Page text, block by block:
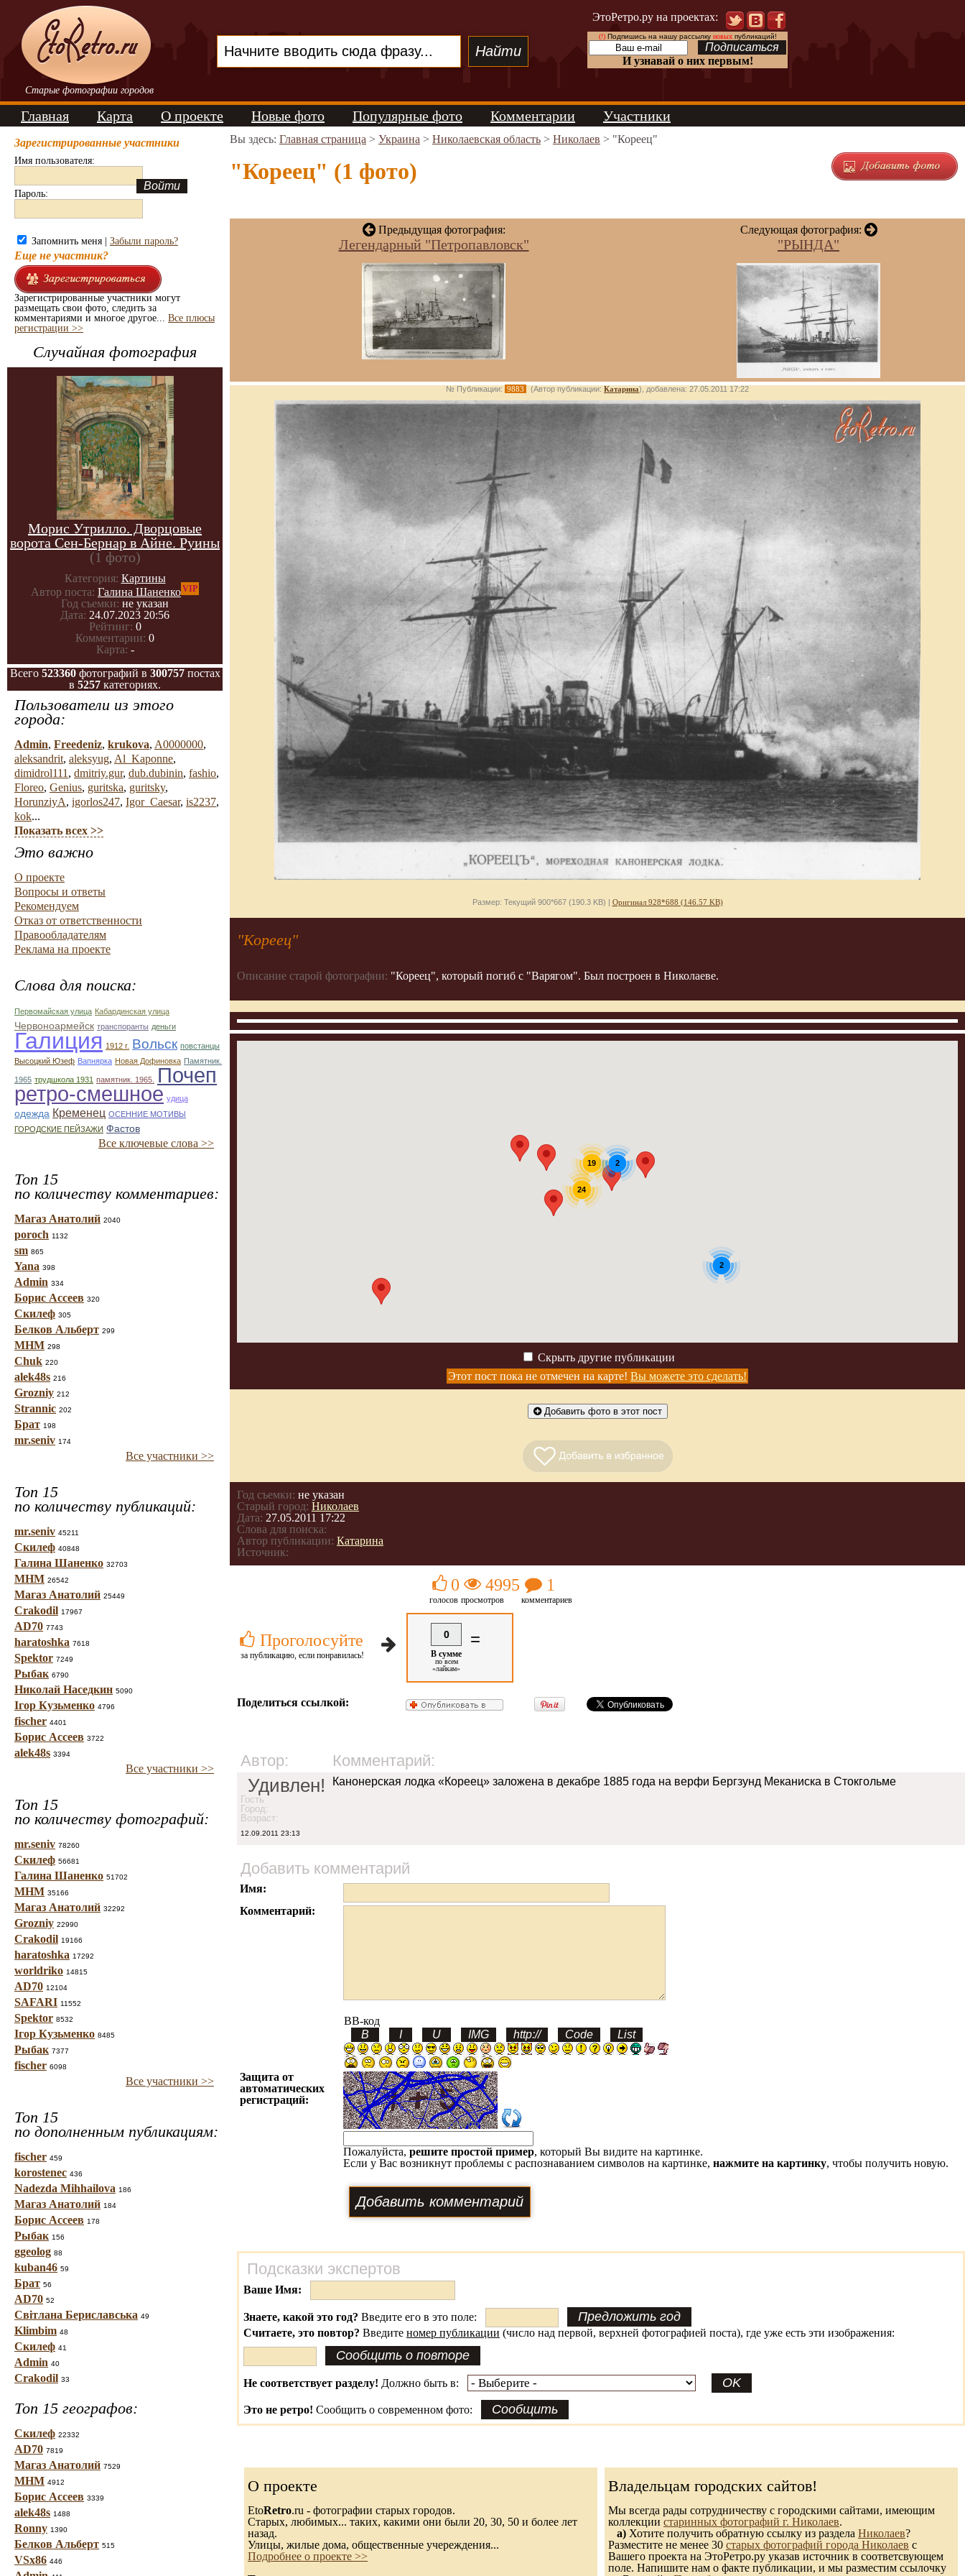
Старые фотографии городов
ЭтоРетро.ру на проектах:
(!)Подпишись на нашу рассылку новыхпубликаций!
И узнавай о них первым!
Главная Карта О проекте Новые фото Популярные фото Комментарии Участники
Зарегистрированные участники
Имя пользователя:
Пароль:
Запомнить меня | Забыли пароль?
Еще не участник?
Зарегистрированные участники могут
размещать свои фото, следить за
комментариями и многое другое... Все плюсы
регистрации >>
Случайная фотография
Морис Утрилло. Дворцовые
ворота Сен-Бернар в Айне. Руины
(1 фото)
Категория: Картины
Автор поста: Галина ШаненкоVIP
Год съемки: не указан
Дата: 24.07.2023 20:56
Рейтинг: 0
Комментарии: 0
Карта: -
Всего 523360фотографий в 300757постах
в 5257 категориях.
Пользователи из этого
города:
Admin, Freedeniz, krukova, A0000000,
aleksandrit, aleksyug, Al_Kaponne,
dimidrol111 , dmitriy.gur, dub.dubinin, fashio,
Floreo, Genius, guritska, guritsky,
HorunziyA, igorlos247, Igor_Caesar, is2237,
kok...
Показать всех >>
Это важно
О проекте
Вопросы и ответы
Рекомендуем
Отказ от ответственности
Правообладателям
Реклама на проекте
Слова для поиска:
Первомайская улица Кабардинская улица
Червоноармейск транспоранты деньги
Галиция 1912 г. Вольск повстанцы
Высоцкий Юзеф Вапнярка Новая Дофиновка Памятник.
1965 трудшкола 1931 памятник. 1965. Почеп
ретро-смешное удица
одежда Кременец ОСЕННИЕ МОТИВЫ
ГОРОДСКИЕ ПЕЙЗАЖИ Фастов
Все ключевые слова >>
Топ 15
по количеству комментариев:
Магаз Анатолий 2040
poroch 1132
sm 865
Yana 398
Admin 334
Борис Ассеев 320
Скилеф 305
Белков Альберт 299
МНМ 298
Chuk 220
alek48s 216
Grozniy 212
Strannic 202
Брат 198
mr.seniv 174
Все участники >>
Топ 15
по количеству публикаций:
mr.seniv 45211
Скилеф 40848
Галина Шаненко 32703
МНМ 26542
Магаз Анатолий 25449
Crakodil 17967
AD70 7743
haratoshka 7618
Spektor 7249
Рыбак 6790
Николай Наседкин 5090
Ігор Кузьменко 4796
fischer 4401
Борис Ассеев 3722
alek48s 3394
Все участники >>
Топ 15
по количеству фотографий:
mr.seniv 78260
Скилеф 56681
Галина Шаненко 51702
МНМ 35166
Магаз Анатолий 32292
Grozniy 22990
Crakodil 19166
haratoshka 17292
worldriko 14815
AD70 12104
SAFARI 11552
Spektor 8532
Ігор Кузьменко 8485
Рыбак 7377
fischer 6098
Все участники >>
Топ 15
по дополненным публикациям:
fischer 459
korostenec 436
Nadezda Mihhailova 186
Магаз Анатолий 184
Борис Ассеев 178
Рыбак 156
ggeolog 88
kuban46 59
Брат 56
AD70 52
Світлана Бериславська 49
Klimbim 48
Скилеф 41
Admin 40
Crakodil 33
Топ 15 географов:
Скилеф 22332
AD70 7819
Магаз Анатолий 7529
МНМ 4912
Борис Ассеев 3339
alek48s 1488
Ronny 1390
Белков Альберт 515
VSx86 446
Вы здесь: Главная страница > Украина > Николаевская область > Николаев > "Кореец"
"Кореец" (1 фото)
Предыдущая фотография:
Легендарный "Петропавловск"
Следующая фотография:
"РЫНДА"
№ Публикации: 9883 (Автор публикации: Катарина), добавлена: 27.05.2011 17:22
Размер: Текущий 900*667 (190.3 KB) | Оригинал 928*688 (146.57 KB)
"Кореец"
Описание старой фотографии: "Кореец", который погиб с "Варягом". Был построен в Николаеве.
24
19
2
2
Скрыть другие публикации
Этот пост пока не отмечен на карте! Вы можете это сделать!
Добавить фото в этот пост
Год съемки: не указан
Старый город: Николаев
Дата: 27.05.2011 17:22
Слова для поиска:
Автор публикации: Катарина
Источник:
Проголосуйте
за публикацию, если понравилась!
0
голосов
4995
просмотров
1
комментариев
0
В сумме
по всем
«лайкам»
=
Поделиться ссылкой:
Автор: Комментарий:
Удивлен!
Гость
Город:
Возраст:
Канонерская лодка «Кореец» заложена в декабре 1885 года на верфи Бергзунд Меканиска в Стокгольме
12.09.2011 23:13
Добавить комментарий
Имя:
Комментарий:
BB-код
Защита от
автоматических
регистраций:
Пожалуйста, решите простой пример, который Вы видите на картинке.
Если у Вас возникнут проблемы с распознаванием символов на картинке, нажмите на картинку, чтобы получить новую.
Подсказки экспертов
Ваше Имя:
Знаете, какой это год? Введите его в это поле:
Считаете, это повтор? Введите номер публикации (число над первой, верхней фотографией поста), где уже есть эти изображения:
Не соответствует разделу! Должно быть в:
Это не ретро! Сообщить о современном фото:
О проекте
EtoRetro.ru - фотографии старых городов.
Старых, любимых... таких, какими они были 20, 30, 50 и более лет
назад.
Улицы, жилые дома, общественные учереждения...
Подробнее о проекте >>
Владельцам городских сайтов!
Мы всегда рады сотрудничеству с городскими сайтами, имеющим
коллекции старинных фотографий г. Николаев.
а) Хотите получить обратную ссылку из раздела Николаев?
Разместите не менее 30 старых фотографий города Николаев с
Вашего проекта на ЭтоРетро.ру указав источник в соответсвующем
поле. Напишите нам о факте публикации, и мы разместим ссылочку